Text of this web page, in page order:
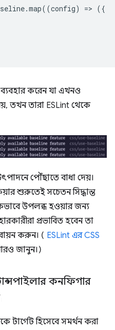
.map((config) => ({
করেন যা এখনও
তখন তারা ESLint থেকে
পৌঁছাতে বাধা দেয়।
শুরুতেই সচেতন সিদ্ধান্ত
উপলব্ধ হওয়ার জন্য
প্রভাবিত হবেন তা
করুন। ( ESLint এর CSS
জানুন।)
কনফিগার
হিসেবে সমর্থন করা